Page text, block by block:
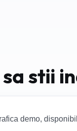
stii
demo,